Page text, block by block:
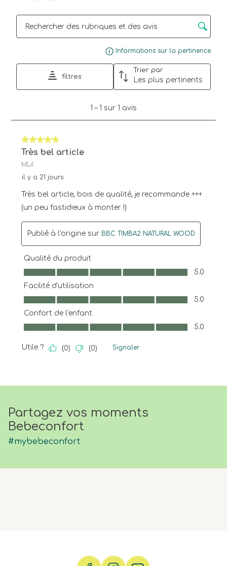
Partagez vos moments
Bebeconfort
#mybebeconfort
Informations sur la pertinence
filtres
Trier par
Les plus pertinents
1
avis.
1 – 1 sur 1 avis
5 sur 5 étoiles.
Très bel article
MLil
il y a 21 jours
Très bel article, bois de qualité, je recommande +++
(un peu fastidieux à monter !)
Publié à l'origine sur BBC TIMBA2 NATURAL WOOD
Qualité du produit
Qualité du produit, 5.0 sur 5
5.0
Facilité d'utilisation
Facilité d'utilisation, 5.0 sur 5
5.0
Confort de l'enfant
Confort de l'enfant, 5.0 sur 5
5.0
Utile ? (0) (0) Signaler